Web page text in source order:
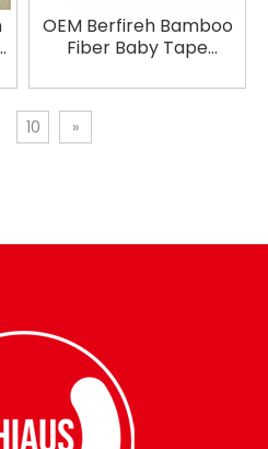
OEM Berfireh Bamboo
Fiber Baby Tape
10 »